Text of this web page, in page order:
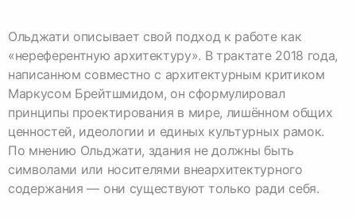
Ольджати описывает свой подход к работе как
«нереферентную архитектуру». В трактате 2018 года,
написанном совместно с архитектурным критиком
Маркусом Брейтшмидом, он сформулировал
принципы проектирования в мире, лишённом общих
ценностей, идеологии и единых культурных рамок.
По мнению Ольджати, здания не должны быть
символами или носителями внеархитектурного
содержания — они существуют только ради себя.